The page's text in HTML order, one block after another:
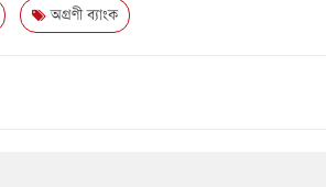
অগ্রণী ব্যাংক